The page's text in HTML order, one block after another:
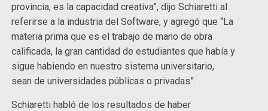
provincia, es la capacidad creativa”, dijo Schiaretti al
referirse a la industria del Software, y agregó que “La
materia prima que es el trabajo de mano de obra
calificada, la gran cantidad de estudiantes que había y
sigue habiendo en nuestro sistema universitario,
sean de universidades públicas o privadas”.
Schiaretti habló de los resultados de haber